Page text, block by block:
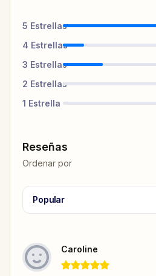
5 Estrellas
4 Estrellas
3 Estrellas
2 Estrellas
1 Estrella
Reseñas
Ordenar por
Popular
Caroline